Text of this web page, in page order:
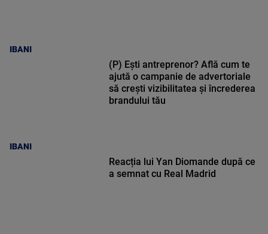
IBANI
IBANI
(P) Ești antreprenor? Află cum te
ajută o campanie de advertoriale
să crești vizibilitatea și încrederea
brandului tău
Reacția lui Yan Diomande după ce
a semnat cu Real Madrid